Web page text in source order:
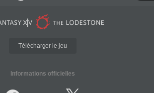
Télécharger le jeu
Informations officielles